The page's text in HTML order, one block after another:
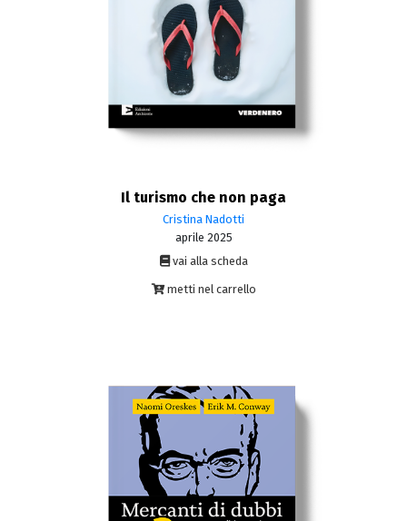
Il turismo che non paga
Cristina Nadotti
aprile 2025
vai alla scheda
metti nel carrello